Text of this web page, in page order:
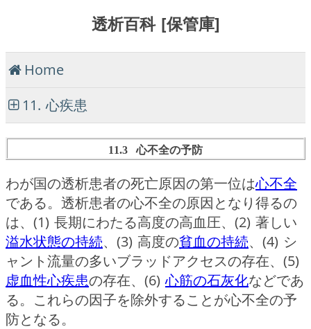
透析百科 [保管庫]
Home
11. 心疾患
11.3 心不全の予防
わが国の透析患者の死亡原因の第一位は心不全
である。透析患者の心不全の原因となり得るの
は、(1) 長期にわたる高度の高血圧、(2) 著しい
溢水状態の持続、(3) 高度の貧血の持続、(4) シ
ャント流量の多いブラッドアクセスの存在、(5)
虚血性心疾患の存在、(6)心筋の石灰化などであ
る。これらの因子を除外することが心不全の予
防となる。